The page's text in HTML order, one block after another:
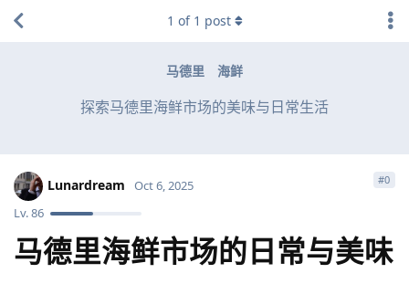
马德里 海鲜
探索马德里海鲜市场的美味与日常生活
1 of 1 post
Lunardream
Lv.86
Oct 6, 2025 #0
马德里海鲜市场的日常与美味